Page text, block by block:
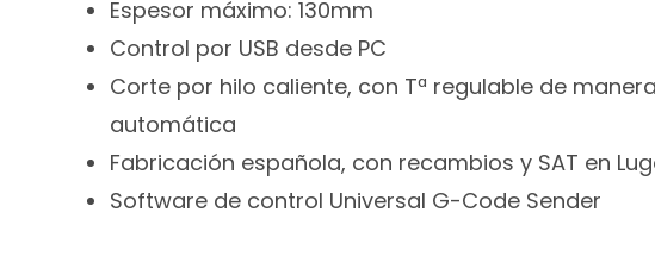
Espesor máximo: 130mm
Control por USB desde PC
Corte por hilo caliente, con Tª regulable de
automática
Fabricación española, con recambios y SAT en
Software de control Universal G-Code Sender